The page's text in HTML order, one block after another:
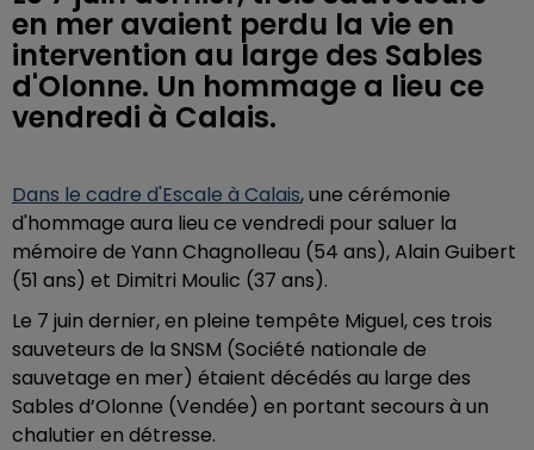
en mer avaient perdu la vie en
intervention au large des Sables
d'Olonne. Un hommage a lieu ce
vendredi à Calais.
Dans le cadre d'Escale à Calais, une cérémonie
d'hommage aura lieu ce vendredi pour saluer la
mémoire de Yann Chagnolleau (54 ans), Alain Guibert
(51 ans) et Dimitri Moulic (37 ans).
Le 7 juin dernier, en pleine tempête Miguel, ces trois
sauveteurs de la SNSM (Société nationale de
sauvetage en mer) étaient décédés au large des
Sables d’Olonne (Vendée) en portant secours à un
chalutier en détresse.